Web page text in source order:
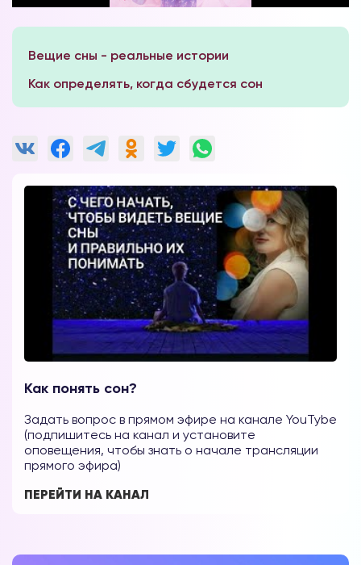
Вещие сны - реальные истории
Как определять, когда сбудется сон
Как понять сон?
Задать вопрос в прямом эфире на канале YouTybe
(подпишитесь на канал и установите
оповещения, чтобы знать о начале трансляции
прямого эфира)
ПЕРЕЙТИ НА КАНАЛ